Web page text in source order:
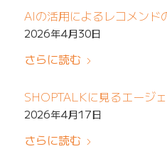
AIの活用によるレコメンド
2026年4月30日
さらに読む
SHOPTALKに見るエージ
2026年4月17日
さらに読む